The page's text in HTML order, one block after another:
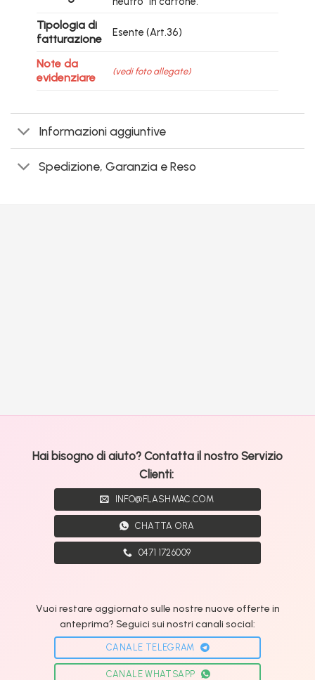
Tipologia di
fatturazione
Esente (Art.36)
Note da
evidenziare
(vedi foto allegate)
Informazioni aggiuntive
Spedizione, Garanzia e Reso
Hai bisogno di aiuto? Contatta il nostro Servizio
Clienti:
INFO@FLASHMAC.COM
CHATTA ORA
0471 1726009
Vuoi restare aggiornato sulle nostre nuove offerte in
anteprima? Seguici sui nostri canali social:
CANALE TELEGRAM
CANALE WHATSAPP